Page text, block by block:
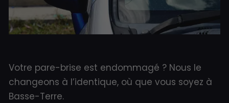
Votre pare-brise est endommagé ? Nous le
changeons à l’identique, où que vous soyez à
Basse-Terre.